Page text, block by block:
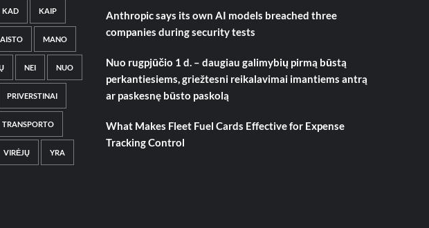
KAD KAIP
MANO
NEI NUO
PRIVERSTINAI
TRANSPORTO
VIRĖJŲ YRA
Anthropic says its own AI models breached three
companies during security tests
Nuo rugpjūčio 1 d. – daugiau galimybių pirmą būstą
perkantiesiems, griežtesni reikalavimai imantiems antrą
ar paskesnę būsto paskolą
What Makes Fleet Fuel Cards Effective for Expense
Tracking Control